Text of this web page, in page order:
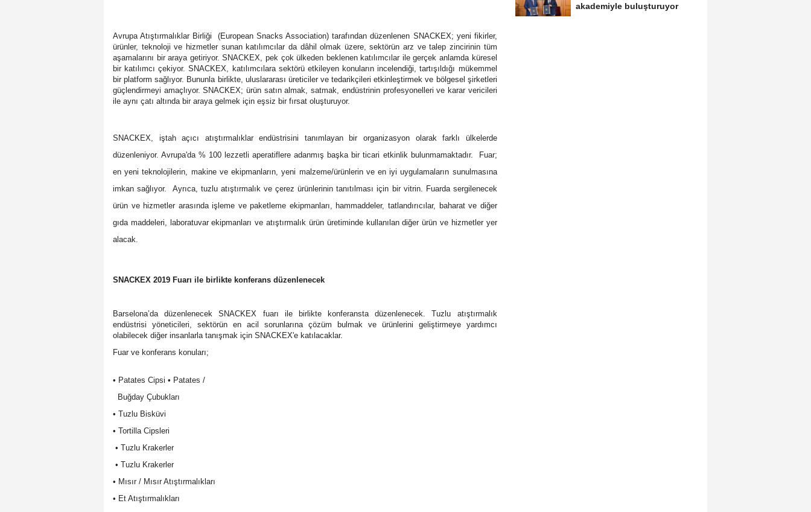
Avrupa Atıştırmalıklar Birliği
(European Snacks Association) tarafından düzenlenen SNACKEX; yeni fikirler,
ürünler, teknoloji ve hizmetler sunan katılımcılar da dâhil olmak üzere, sektörün arz ve talep zincirinin tüm
aşamalarını bir araya getiriyor. SNACKEX, pek çok ülkeden beklenen katılımcılar ile gerçek anlamda küresel
bir katılımcı çekiyor. SNACKEX, katılımcılara sektörü etkileyen konuların incelendiği, tartışıldığı mükemmel
bir platform sağlıyor. Bununla birlikte, uluslararası üreticiler ve tedarikçileri etkinleştirmek ve bölgesel şirketleri
güçlendirmeyi amaçlıyor. SNACKEX; ürün satın almak, satmak, endüstrinin profesyonelleri ve karar vericileri
ile aynı çatı altında bir araya gelmek için eşsiz bir fırsat oluşturuyor.
SNACKEX, iştah açıcı atıştırmalıklar endüstrisini tanımlayan bir organizasyon olarak farklı ülkelerde
düzenleniyor. Avrupa'da % 100 lezzetli aperatiflere adanmış başka bir ticari etkinlik bulunmamaktadır.
Fuar;
en yeni teknolojilerin, makine ve ekipmanların, yeni malzeme/ürünlerin ve en iyi uygulamaların sunulmasına
imkan sağlıyor.
Ayrıca, tuzlu atıştırmalık ve çerez ürünlerinin tanıtılması için bir vitrin. Fuarda sergilenecek
ürün ve hizmetler arasında işleme ve paketleme ekipmanları, hammaddeler, tatlandırıcılar, baharat ve diğer
gıda maddeleri, laboratuvar ekipmanları ve atıştırmalık ürün üretiminde kullanılan diğer ürün ve hizmetler yer
alacak.
SNACKEX 2019 Fuarı ile birlikte konferans düzenlenecek
Barselona’da düzenlenecek SNACKEX fuarı ile birlikte konferansta düzenlenecek.
Tuzlu atıştırmalık
endüstrisi yöneticileri, sektörün en acil sorunlarına çözüm bulmak ve ürünlerini geliştirmeye yardımcı
olabilecek diğer insanlarla tanışmak için SNACKEX'e katılacaklar.
Fuar ve konferans konuları;
• Patates Cipsi • Patates /
Buğday Çubukları
• Tuzlu Bisküvi
• Tortilla Cipsleri
• Tuzlu Krakerler
• Tuzlu Krakerler
• Mısır / Mısır Atıştırmalıkları
• Et Atıştırmalıkları
akademiyle buluşturuyor